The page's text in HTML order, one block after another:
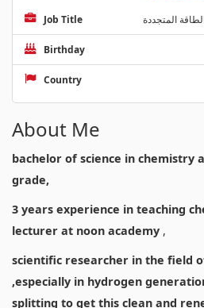
Job Title المتجددة
Birthday
Country
About Me
bachelor of science in chemistry
grade,
3 years experience in teaching
lecturer at noon academy ,
scientific researcher in the field
,especially in hydrogen
splitting to get this clean and